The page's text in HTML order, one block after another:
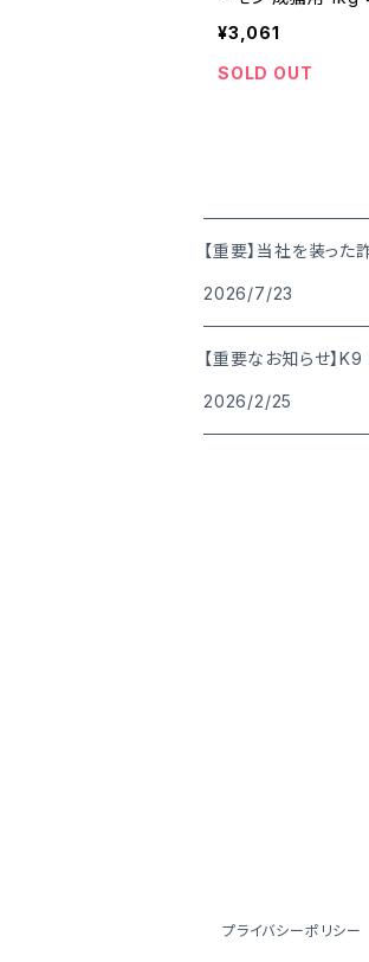
¥3,061
SOLD OUT
【重要】当社を装っ
2026/7/23
【重要なお知らせ】
2026/2/25
プライバシーポリシー